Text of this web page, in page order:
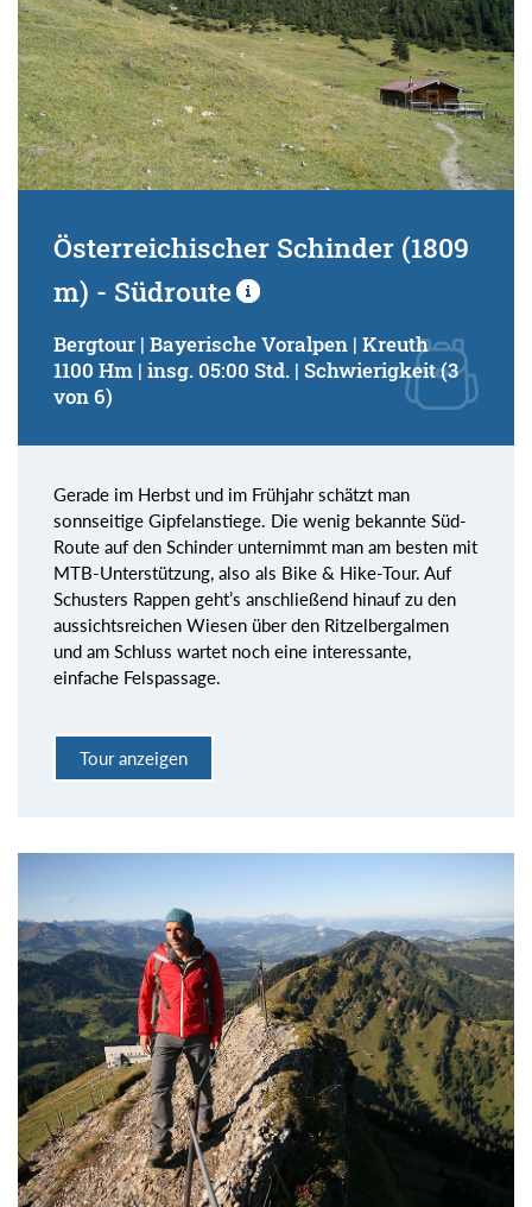
Österreichischer Schinder (1809
m) - Südroute
Bergtour | Bayerische Voralpen | Kreuth
1100 Hm | insg. 05:00 Std. | Schwierigkeit (3
von 6)
Gerade im Herbst und im Frühjahr schätzt man
sonnseitige Gipfelanstiege. Die wenig bekannte Süd-
Route auf den Schinder unternimmt man am besten mit
MTB-Unterstützung, also als Bike & Hike-Tour. Auf
Schusters Rappen geht’s anschließend hinauf zu den
aussichtsreichen Wiesen über den Ritzelbergalmen
und am Schluss wartet noch eine interessante,
einfache Felspassage.
Tour anzeigen